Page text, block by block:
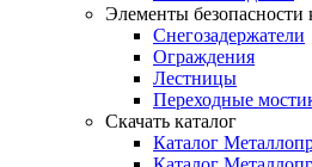
Элементы безопасности
Снегозадержатели
Ограждения
Лестницы
Переходные
Скачать каталог
Каталог